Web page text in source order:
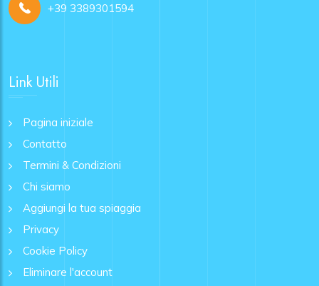
+39 3389301594
Link Utili
Pagina iniziale
Contatto
Termini & Condizioni
Chi siamo
Aggiungi la tua spiaggia
Privacy
Cookie Policy
Eliminare l'account